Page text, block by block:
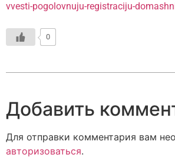
vvesti-pogolovnuju-registraciju-
0
Добавить
Для отправки комментария вам
авторизоваться.